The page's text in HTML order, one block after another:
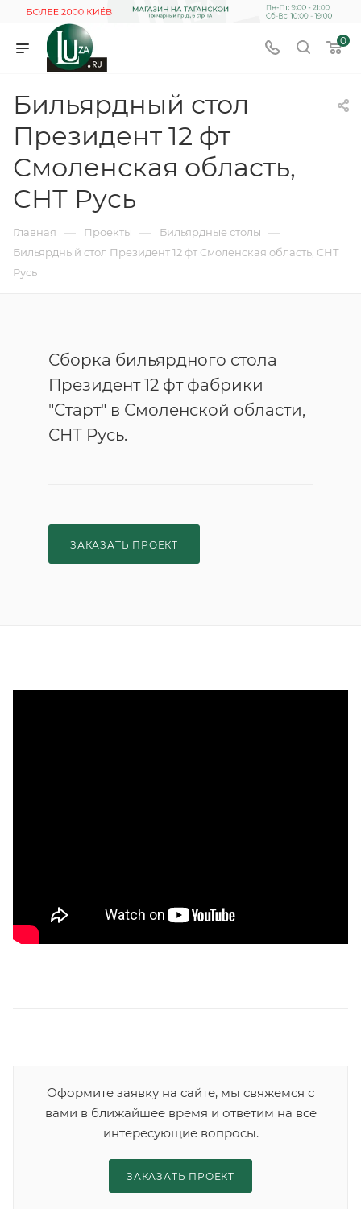
0
Бильярдный стол
Президент 12 фт
Смоленская область,
СНТ Русь
Главная — Проекты — Бильярдные столы —
Бильярдный стол Президент 12 фт Смоленская область, СНТ
Русь
Сборка бильярдного стола
Президент 12 фт фабрики
"Старт" в Смоленской области,
СНТ Русь.
ЗАКАЗАТЬ ПРОЕКТ
Оформите заявку на сайте, мы свяжемся с
вами в ближайшее время и ответим на все
интересующие вопросы.
ЗАКАЗАТЬ ПРОЕКТ